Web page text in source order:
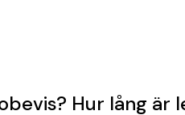
Hur lång är